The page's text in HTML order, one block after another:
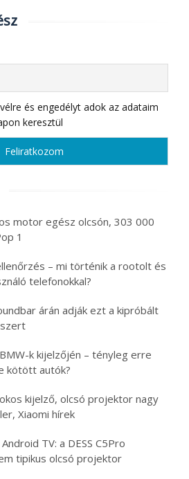
és engedélyt adok az adataim
keresztül
motor egész olcsón, 303 000
1
– mi történik a rootolt és
telefonokkal?
árán adják ezt a kipróbált
k kijelzőjén – tényleg erre
kötött autók?
kijelző, olcsó projektor nagy
Xiaomi hírek
TV: a DESS C5Pro
tipikus olcsó projektor